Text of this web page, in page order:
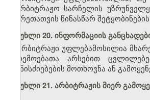
საარბიტრაჟო სარჩელის
მხარეთათვის წინასწარ
მუხლი 20. ინფორმაციის
არბიტრაჟი უფლებამოსილია
გარემოებათა არსებით
ღონისძიებების მოთხოვნა ან
მუხლი 21. არბიტრაჟის მიერ